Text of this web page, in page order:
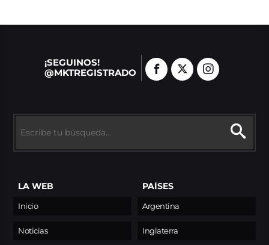
¡SEGUINOS!
@MKTREGISTRADO
LA WEB
Inicio
Noticias
PAÍSES
Argentina
Inglaterra